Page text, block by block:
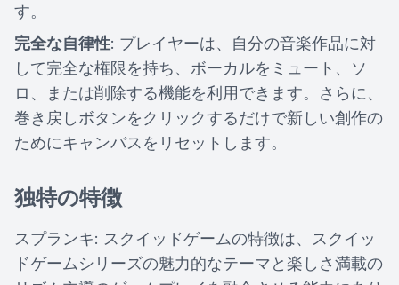
す。
完全な自律性: プレイヤーは、自分の音楽作品に対
して完全な権限を持ち、ボーカルをミュート、ソ
ロ、または削除する機能を利用できます。さらに、
巻き戻しボタンをクリックするだけで新しい創作の
ためにキャンバスをリセットします。
独特の特徴
スプランキ: スクイッドゲームの特徴は、スクイッ
ドゲームシリーズの魅力的なテーマと楽しさ満載の